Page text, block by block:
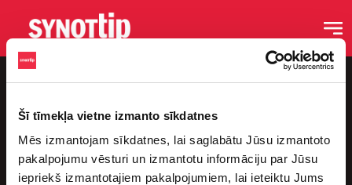
Šī tīmekļa vietne izmanto sīkdatnes
Mēs izmantojam sīkdatnes, lai saglabātu Jūsu izmantoto
pakalpojumu vēsturi un izmantotu informāciju par Jūsu
iepriekš izmantotajiem pakalpojumiem, lai ieteiktu Jums